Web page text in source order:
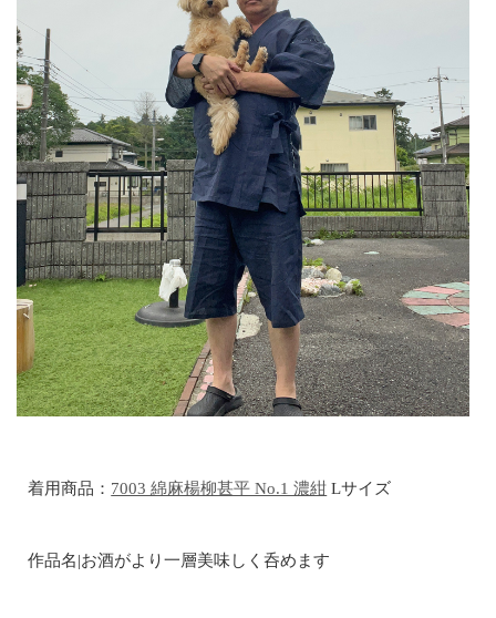
着用商品： 7003 綿麻楊柳甚平 No.1 濃紺 Lサイズ
作品名|お酒がより一層美味しく呑めます